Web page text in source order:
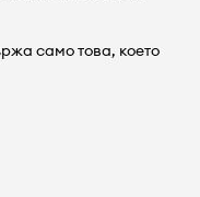
само това, което